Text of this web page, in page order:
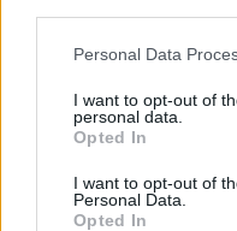
Personal Data
I want to opt-out of
personal data.
Opted In
I want to opt-out of
Personal Data.
Opted In